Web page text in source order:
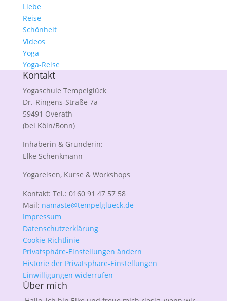
Liebe
Reise
Schönheit
Videos
Yoga
Yoga-Reise
Kontakt
Yogaschule Tempelglück
Dr.-Ringens-Straße 7a
59491 Overath
(bei Köln/Bonn)
Inhaberin & Gründerin:
Elke Schenkmann
Yogareisen, Kurse & Workshops
Kontakt: Tel.: 0160 91 47 57 58
Mail: namaste@tempelglueck.de
Impressum
Datenschutzerklärung
Cookie-Richtlinie
Privatsphäre-Einstellungen ändern
Historie der Privatsphäre-Einstellungen
Einwilligungen widerrufen
Über mich